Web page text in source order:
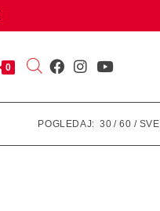
0
POGLEDAJ: 30 60 SVE